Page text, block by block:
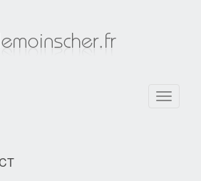
Toggle